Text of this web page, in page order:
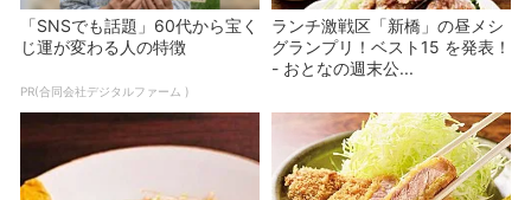
「SNSでも話題」60代から宝く
じ運が変わる人の特徴
PR(合同会社デジタルファーム )
ランチ激戦区「新橋」の昼メシ
グランプリ！ベスト15 を発表！
- おとなの週末公...